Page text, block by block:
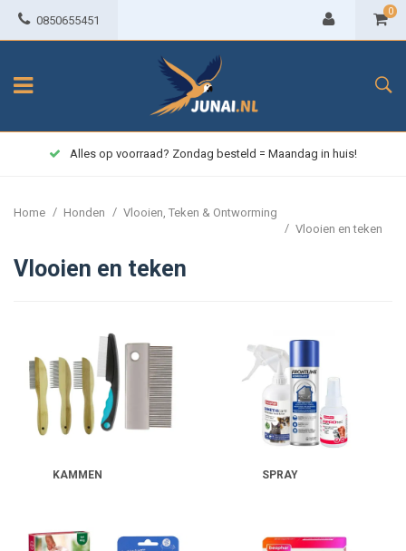
0850655451
0
Alles op voorraad? Zondag besteld = Maandag in huis!
Home / Honden / Vlooien, Teken & Ontworming
/ Vlooien en teken
Vlooien en teken
KAMMEN SPRAY